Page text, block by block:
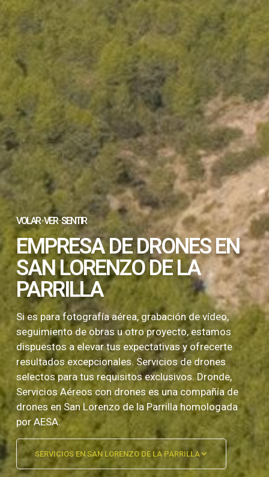
VOLAR · VER · SENTIR
EMPRESA DE DRONES EN
SAN LORENZO DE LA
PARRILLA
Si es para fotografía aérea, grabación de vídeo,
seguimiento de obras u otro proyecto, estamos
dispuestos a elevar tus expectativas y ofrecerte
resultados excepcionales. Servicios de drones
selectos para tus requisitos exclusivos. Dronde,
Servicios Aéreos con drones es una compañía de
drones en San Lorenzo de la Parrilla homologada
por AESA.
SERVICIOS EN SAN LORENZO DE LA PARRILLA